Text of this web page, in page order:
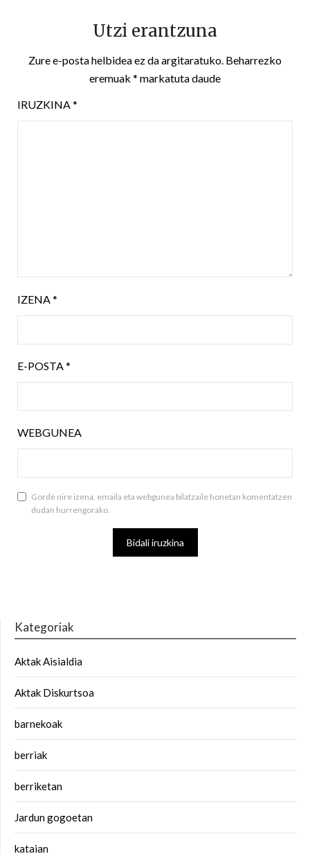
Utzi erantzuna
Zure e-posta helbidea ez da argitaratuko. Beharrezko
eremuak * markatuta daude
IRUZKINA *
IZENA *
E-POSTA *
WEBGUNEA
Gorde nire izena, emaila eta webgunea bilatzaile honetan komentatzen
dudan hurrengorako.
Kategoriak
Aktak Aisialdia
Aktak Diskurtsoa
barnekoak
berriak
berriketan
Jardun gogoetan
kataian